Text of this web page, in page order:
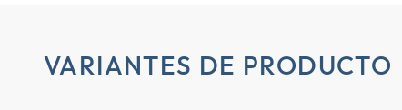
VARIANTES DE PRODUCTO